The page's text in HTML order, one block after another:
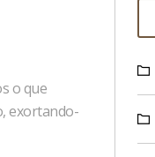
o que
exortando-